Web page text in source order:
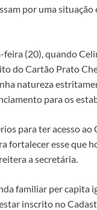
por uma
(20), quando
do Cartão Prato
natureza
para os
para ter acesso
fortalecer esse que
a secretária.
familiar per capita
inscrito no